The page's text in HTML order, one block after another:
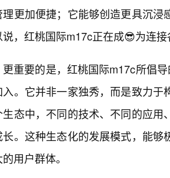
理更加便捷；它能够创造更具沉
说，红桃国际m17c正在成😎为连
更重要的是，红桃国际m17c所倡
入。它并非一家独秀，而是致力
生态中，不同的技术、不同的应
长。这种生态化的发展模式，能
用户群体。